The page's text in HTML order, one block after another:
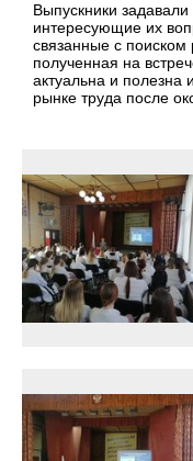
Выпускники
интересующие их
связанные с поиском
полученная на
актуальна и полезна
рынке труда после